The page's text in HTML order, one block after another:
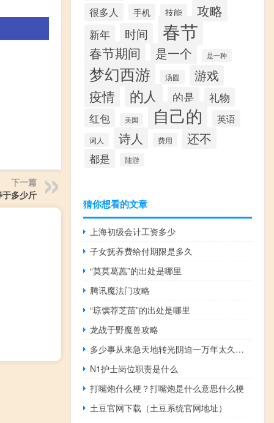
下一篇
多少斤
很多人 手机 技能 攻略
新年 时间 春节
春节期间 是一个 是一种
梦幻西游 汤圆 游戏
疫情 的人 的是
礼物
红包
美国 自己的 英语
词人 诗人 费用 还不
都是 陆游
猜你想看的文章
上海初级会计工资多少
子女抚养费给付期限是多久
“莫莫葛藟”的出处是哪里
腾讯魔法门攻略
“琼馔荐芝苗”的出处是哪里
龙战于野魔兽攻略
多少事从来急天地转光阴迫一万年太久只争朝夕的意思
N1护士岗位职责是什么
打嘴炮什么梗？打嘴炮是什么意思什么梗
土豆官网下载（土豆系统官网地址）